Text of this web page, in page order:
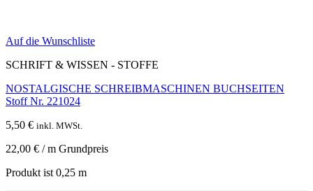
Auf die Wunschliste
SCHRIFT & WISSEN - STOFFE
NOSTALGISCHE SCHREIBMASCHINEN BUCHSEITEN
Stoff Nr. 221024
5,50 € inkl. MWSt.
22,00 € /m Grundpreis
Produkt ist 0,25 m